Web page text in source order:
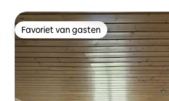
Favoriet van gasten
Favoriet van gasten